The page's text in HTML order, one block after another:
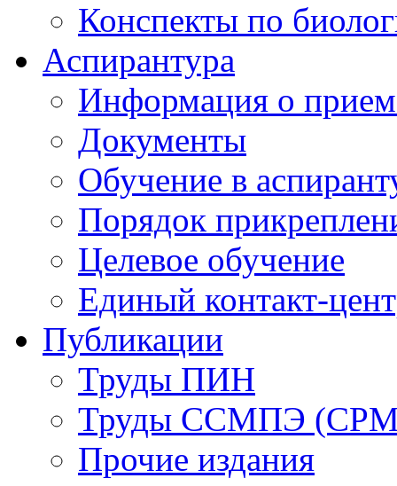
Конспекты по
Аспирантура
Информация о
Документы
Обучение в
Порядок
Целевое обучение
Единый контакт-
Публикации
Труды ПИН
Труды ССМПЭ
Прочие издания